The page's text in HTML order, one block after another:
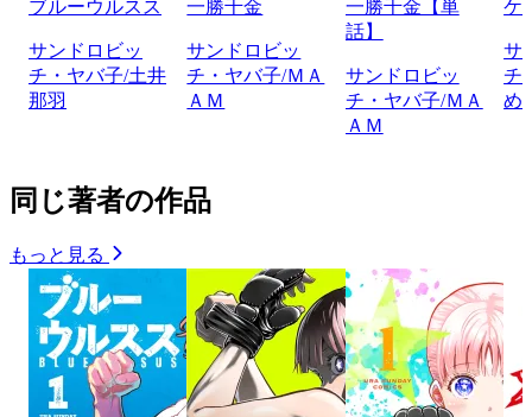
ブルーウルスス
サンドロビッ
チ・ヤバ子/土井
那羽
一勝千金
サンドロビッ
チ・ヤバ子/ＭＡ
ＡＭ
一勝千金【単
話】
サンドロビッ
チ・ヤバ子/ＭＡ
ＡＭ
ケ
サ
チ
め
同じ著者の作品
もっと見る